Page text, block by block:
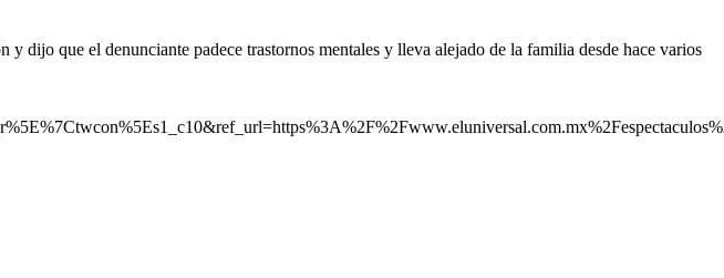
dijo que el denunciante padece trastornos mentales y lleva alejado de la familia desde hace varios